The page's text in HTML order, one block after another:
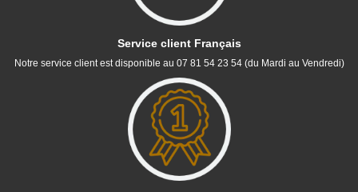
Service client Français
Notre service client est disponible au 07 81 54 23 54 (du Mardi au Vendredi)